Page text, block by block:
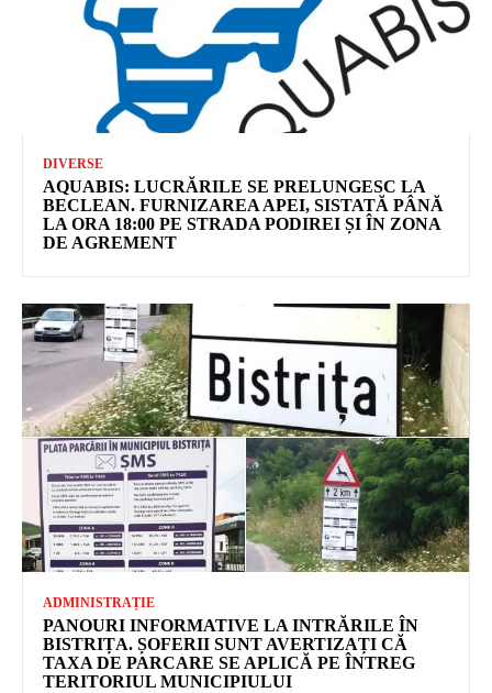
DIVERSE
AQUABIS: LUCRĂRILE SE PRELUNGESC LA
BECLEAN. FURNIZAREA APEI, SISTATĂ PÂNĂ
LA ORA 18:00 PE STRADA PODIREI ȘI ÎN ZONA
DE AGREMENT
ADMINISTRAȚIE
PANOURI INFORMATIVE LA INTRĂRILE ÎN
BISTRIȚA. ȘOFERII SUNT AVERTIZAȚI CĂ
TAXA DE PARCARE SE APLICĂ PE ÎNTREG
TERITORIUL MUNICIPIULUI